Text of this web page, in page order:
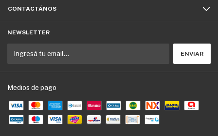
CONTACTÁNOS
NEWSLETTER
Medios de pago